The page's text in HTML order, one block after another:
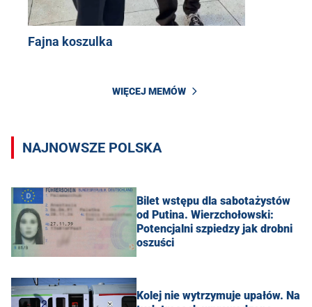
Fajna koszulka
WIĘCEJ MEMÓW
NAJNOWSZE POLSKA
Bilet wstępu dla sabotażystów
od Putina. Wierzchołowski:
Potencjalni szpiedzy jak drobni
oszuści
Kolej nie wytrzymuje upałów. Na